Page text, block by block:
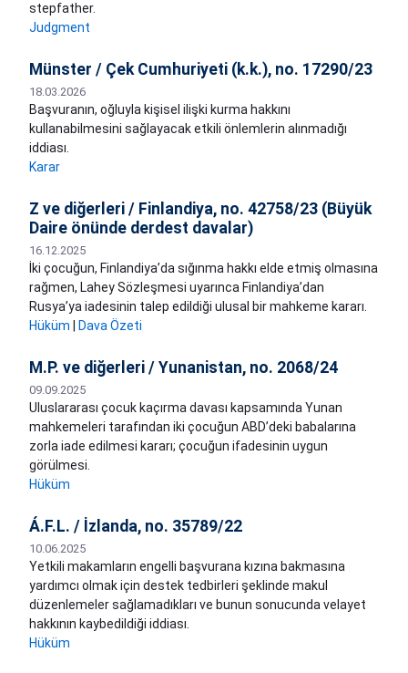
stepfather.
Judgment
Münster / Çek Cumhuriyeti (k.k.), no. 17290/23
18.03.2026
Başvuranın, oğluyla kişisel ilişki kurma hakkını
kullanabilmesini sağlayacak etkili önlemlerin alınmadığı
iddiası.
Karar
Z ve diğerleri / Finlandiya, no. 42758/23 (Büyük
Daire önünde derdest davalar)
16.12.2025
İki çocuğun, Finlandiya’da sığınma hakkı elde etmiş olmasına
rağmen, Lahey Sözleşmesi uyarınca Finlandiya’dan
Rusya’ya iadesinin talep edildiği ulusal bir mahkeme kararı.
Hüküm
Dava Özeti
M.P. ve diğerleri / Yunanistan, no. 2068/24
09.09.2025
Uluslararası çocuk kaçırma davası kapsamında Yunan
mahkemeleri tarafından iki çocuğun ABD’deki babalarına
zorla iade edilmesi kararı; çocuğun ifadesinin uygun
görülmesi.
Hüküm
Á.F.L. / İzlanda, no. 35789/22
10.06.2025
Yetkili makamların engelli başvurana kızına bakmasına
yardımcı olmak için destek tedbirleri şeklinde makul
düzenlemeler sağlamadıkları ve bunun sonucunda velayet
hakkının kaybedildiği iddiası.
Hüküm